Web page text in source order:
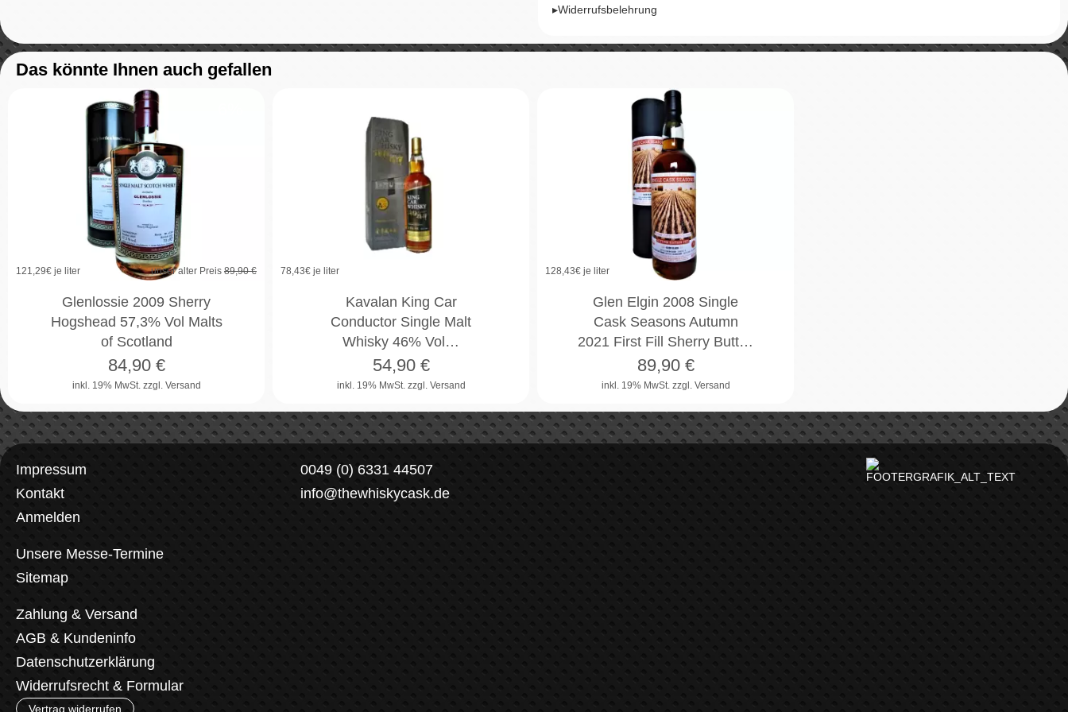
▸Widerrufsbelehrung
Das könnte Ihnen auch gefallen
121,29€ je liter unser alter Preis 89,90 €
Glenlossie 2009 Sherry
Hogshead 57,3% Vol Malts
of Scotland
inkl. 19% MwSt. zzgl. Versand
84,90€
78,43€ je liter
Kavalan King Car
Conductor Single Malt
Whisky 46% Vol…
inkl. 19% MwSt. zzgl. Versand
54,90€
128,43€ je liter
Glen Elgin 2008 Single
Cask Seasons Autumn
2021 First Fill Sherry Butt…
inkl. 19% MwSt. zzgl. Versand
89,90€
Impressum
Kontakt
Anmelden
Unsere Messe-Termine
Sitemap
Zahlung & Versand
AGB & Kundeninfo
Datenschutzerklärung
Widerrufsrecht & Formular
Vertrag widerrufen
0049 (0) 6331 44507
info@thewhiskycask.de